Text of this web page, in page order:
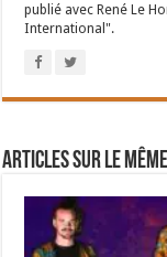
publié avec René Le
International".
Articles sur le